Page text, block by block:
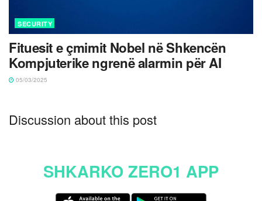
SECURITY
Fituesit e çmimit Nobel në Shkencën
Kompjuterike ngrenë alarmin për AI
05/03/2025
Discussion about this post
SHKARKO ZERO1 APP